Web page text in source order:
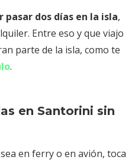
pasar dos días en la isla,
Entre eso y que viajo
parte de la isla, como te
.
en Santorini sin
en ferry o en avión, toca